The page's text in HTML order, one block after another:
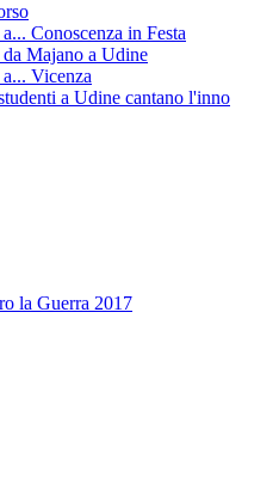
Conoscenza in Festa
da Majano a Udine
Vicenza
a Udine cantano l'inno
la Guerra 2017